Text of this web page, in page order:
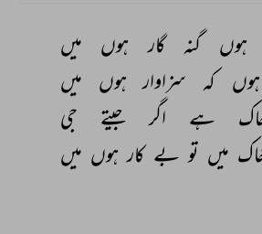
ہوں گنہ گار ہوں
میں
ہوں کہ سزاوار ہوں
میں
ہے اگر جیتے
جی
میں تو بے کار ہوں میں